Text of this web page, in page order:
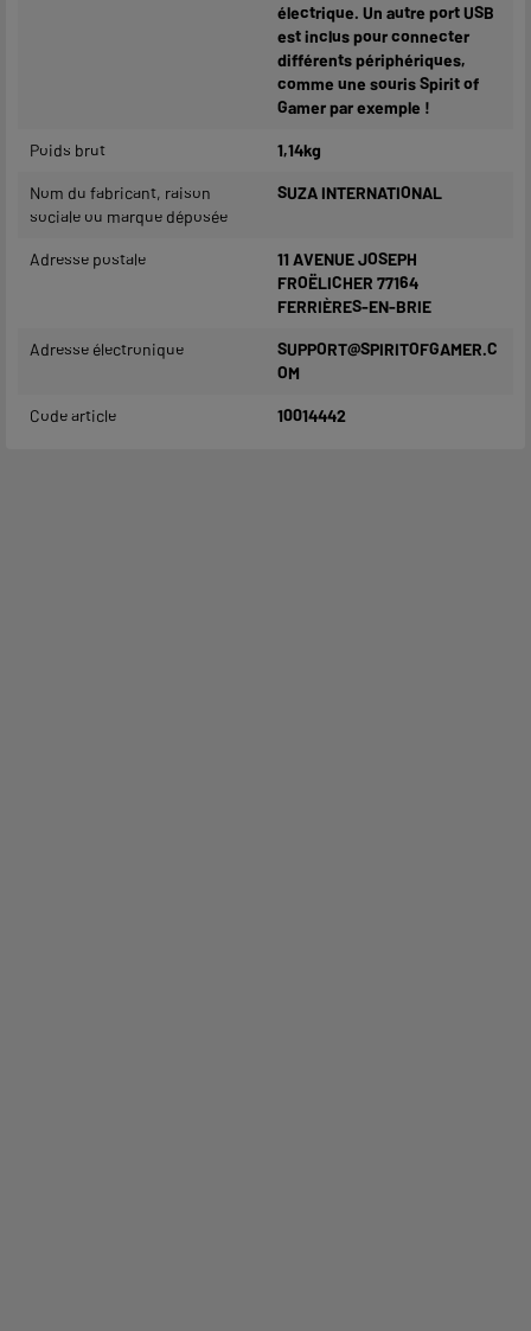
électrique. Un autre port USB
est inclus pour connecter
différents périphériques,
comme une souris Spirit of
Gamer par exemple !
Poids brut 1,14kg
Nom du fabricant, raison
sociale ou marque déposée
SUZA INTERNATIONAL
Adresse postale
11 AVENUE JOSEPH
FROËLICHER 77164
FERRIÈRES-EN-BRIE
Adresse électronique
SUPPORT@SPIRITOFGAMER.C
OM
Code article 10014442